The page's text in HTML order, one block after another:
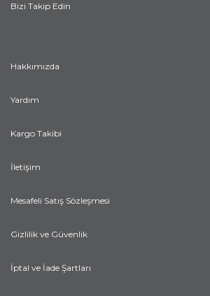
Bizi Takip Edin
Hakkımızda
Yardım
Kargo Takibi
İletişim
Mesafeli Satış Sözleşmesi
Gizlilik ve Güvenlik
İptal ve İade Şartları